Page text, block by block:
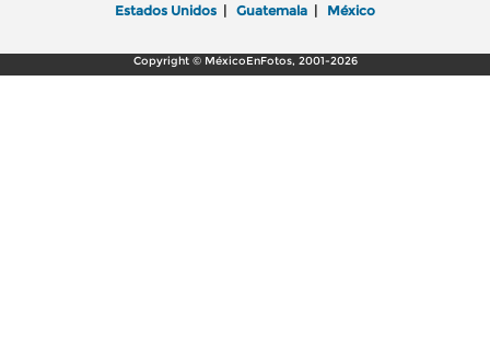
Estados Unidos | Guatemala | México
Copyright © MéxicoEnFotos, 2001-2026